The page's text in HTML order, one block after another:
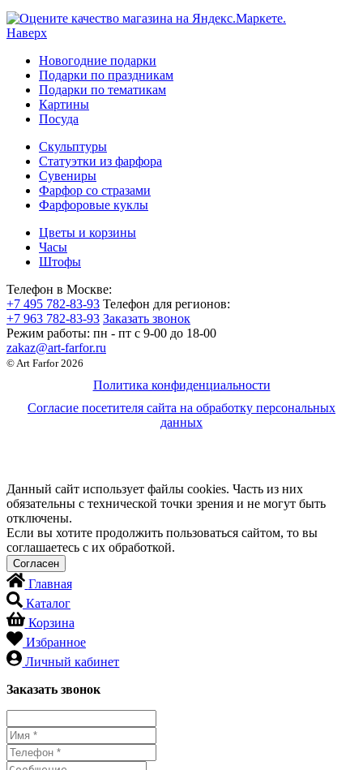
Наверх
Новогодние подарки
Подарки по праздникам
Подарки по тематикам
Картины
Посуда
Скульптуры
Статуэтки из фарфора
Сувениры
Фарфор со стразами
Фарфоровые куклы
Цветы и корзины
Часы
Штофы
Телефон в Москве:
+7 495 782-83-93 Телефон для регионов:
+7 963 782-83-93 Заказать звонок
Режим работы: пн - пт c 9-00 до 18-00
zakaz@art-farfor.ru
© Art Farfor 2026
Политика конфиденциальности
Согласие посетителя сайта на обработку персональных
данных
Данный сайт использует файлы cookies. Часть из них
обязательны с технической точки зрения и не могут быть
отключены.
Если вы хотите продолжить пользоваться сайтом, то вы
соглашаетесь с их обработкой.
Главная
Каталог
Корзина
Избранное
Личный кабинет
Заказать звонок